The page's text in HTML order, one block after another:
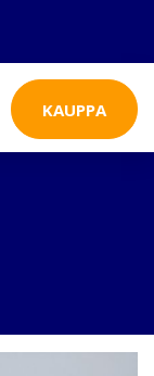
KAUPPA